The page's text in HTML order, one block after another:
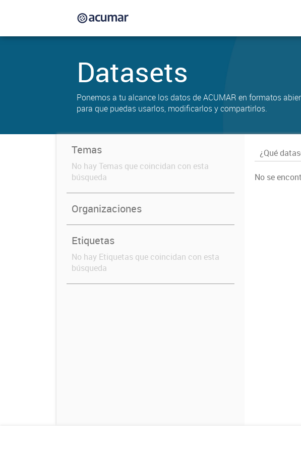
Datasets
Ponemos a tu alcance los datos de ACUMAR en formatos
para que puedas usarlos, modificarlos y compartirlos.
Temas
No hay Temas que coincidan con esta
búsqueda
Organizaciones
Etiquetas
No hay Etiquetas que coincidan con esta
búsqueda
No se